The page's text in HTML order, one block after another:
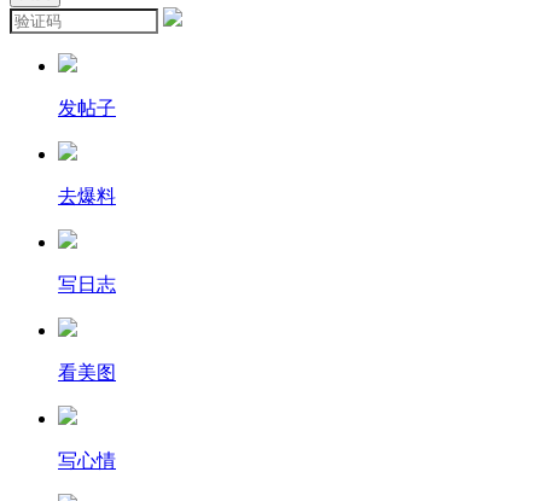
发帖子
去爆料
写日志
看美图
写心情